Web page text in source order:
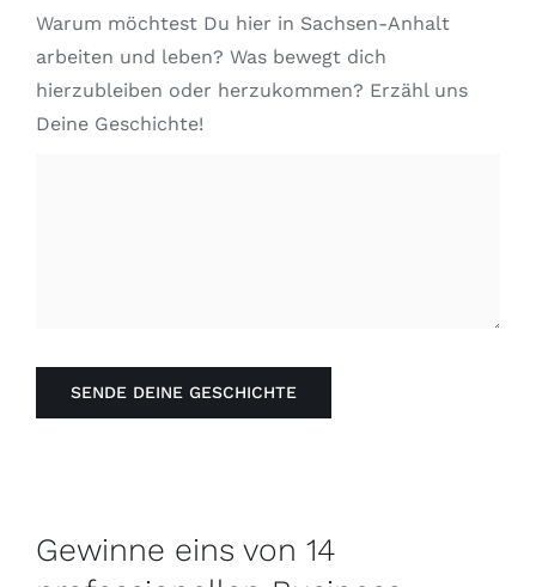
Warum möchtest Du hier in Sachsen-Anhalt
arbeiten und leben? Was bewegt dich
hierzubleiben oder herzukommen? Erzähl uns
Deine Geschichte!
SENDE DEINE GESCHICHTE
Gewinne eins von 14